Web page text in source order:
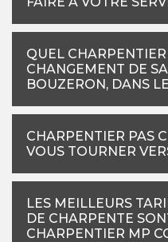
QUEL
CHANGEMENT DE
BOUZERON, DANS
CHARPENTIER PAS
VOUS TOURNER
LES MEILLEURS
DE CHARPENTE
CHARPENTIER MP